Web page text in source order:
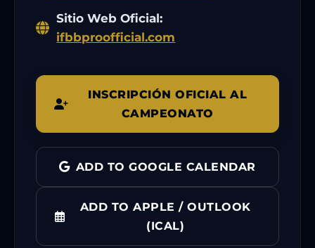
Sitio Web Oficial:
ifbbproofficial.com
INSCRIPCIÓN OFICIAL AL
CAMPEONATO
ADD TO GOOGLE CALENDAR
ADD TO APPLE / OUTLOOK
(ICAL)